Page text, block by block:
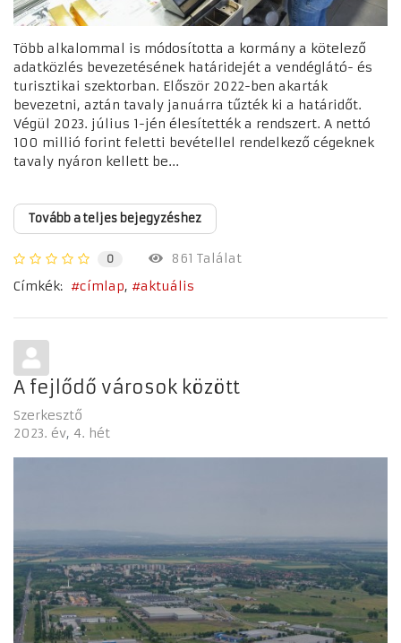
Több alkalommal is módosította a kormány a kötelező
adatközlés bevezetésének határidejét a vendéglátó- és
turisztikai szektorban. Először 2022-ben akarták
bevezetni, aztán tavaly januárra tűzték ki a határidőt.
Végül 2023. július 1-jén élesítették a rendszert. A nettó
100 millió forint feletti bevétellel rendelkező cégeknek
tavaly nyáron kellett be...
Tovább a teljes bejegyzéshez
0
861 Találat
Címkék:
címlap aktuális
A fejlődő városok között
Szerkesztő
2023. év 4. hét